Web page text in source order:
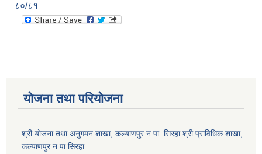
८०/८१
योजना तथा परियोजना
श्री योजना तथा अनुगमन शाखा, कल्याणपुर न.पा. सिरहा श्री प्राविधिक शाखा,
कल्याणपुर न.पा.सिरहा